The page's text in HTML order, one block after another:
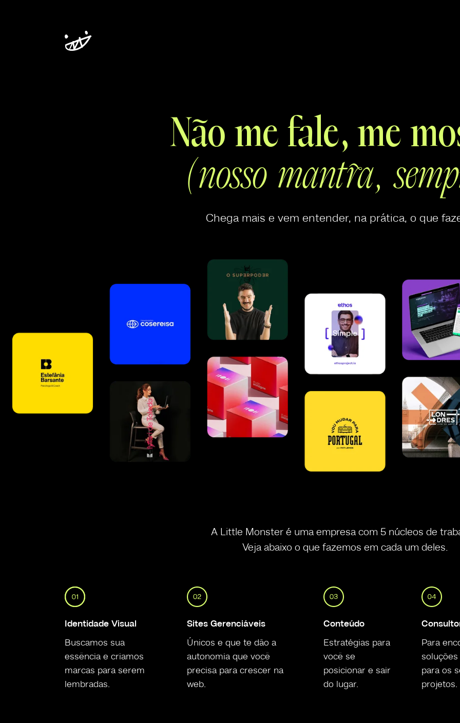
Não me fale, me
(nosso mantra,
Chega mais e vem entender, na prática, o que
A Little Monster é uma empresa com 5 núcleos de
Veja abaixo o que fazemos em cada um deles.
Identidade Visual
Buscamos sua
essência e criamos
marcas para serem
lembradas.
Sites Gerenciáveis
Únicos e que te dão a
autonomia que você
precisa para crescer na
web.
Conteúdo
Estratégias para
você se
posicionar e sair
do lugar.
Para
para os
projetos.